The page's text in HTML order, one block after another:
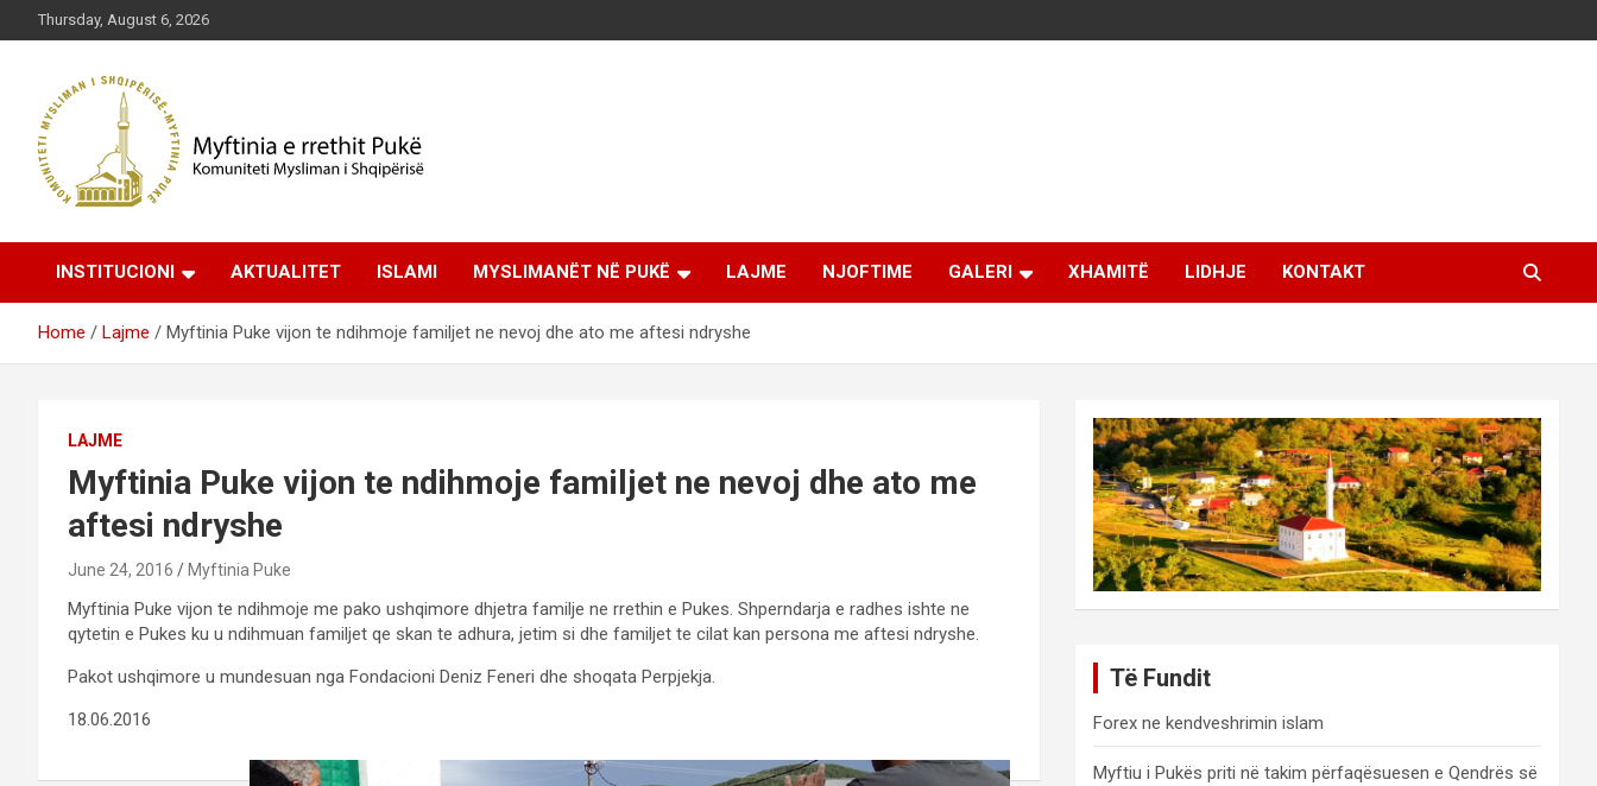
to
Thursday, August 6, 2026
Myftinia Pukë | Faqja
Zyrtare
INSTITUCIONI AKTUALITET ISLAMI MYSLIMANËT NË PUKË LAJME NJOFTIME GALERI XHAMITË LIDHJE KONTAKT
Home Lajme Myftinia Puke vijon te ndihmoje familjet ne nevoj dhe ato me aftesi ndryshe
LAJME
Myftinia Puke vijon te ndihmoje familjet ne nevoj dhe ato me
aftesi ndryshe
June 24, 2016 Myftinia Puke
Myftinia Puke vijon te ndihmoje me pako ushqimore dhjetra familje ne rrethin e Pukes. Shperndarja e radhes ishte ne
qytetin e Pukes ku u ndihmuan familjet qe skan te adhura, jetim si dhe familjet te cilat kan persona me aftesi ndryshe.
Pakot ushqimore u mundesuan nga Fondacioni Deniz Feneri dhe shoqata Perpjekja.
18.06.2016
Të Fundit
Forex ne kendveshrimin islam
Myftiu i Pukës priti në takim përfaqësuesen e Qendrës së